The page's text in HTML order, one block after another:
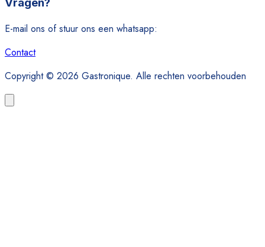
E-mail ons of stuur ons een whatsapp:
Contact
Copyright © 2026 Gastronique. Alle rechten voorbehouden